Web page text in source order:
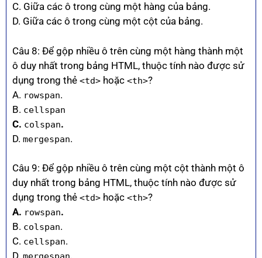
C. Giữa các ô trong cùng một hàng của bảng.
D. Giữa các ô trong cùng một cột của bảng.
Câu 8: Để gộp nhiều ô trên cùng một hàng thành một
ô duy nhất trong bảng HTML, thuộc tính nào được sử
dụng trong thẻ <td> hoặc <th>?
A. rowspan.
B. cellspan
C. colspan.
D. mergespan.
Câu 9: Để gộp nhiều ô trên cùng một cột thành một ô
duy nhất trong bảng HTML, thuộc tính nào được sử
dụng trong thẻ <td> hoặc <th>?
A. rowspan.
B. colspan.
C. cellspan.